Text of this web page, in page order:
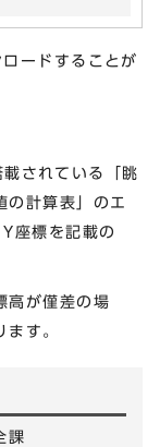
ードすることが
載されている「眺
の計算表」のエ
座標を記載の
高が僅差の場
す。
課